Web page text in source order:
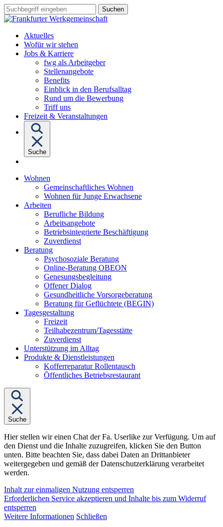
Sprungziel:
Zum
Sprungziel:
Zur
Sprungziel:
Zum
Suchbegriff
eingeben
Aktuelles
Wofür wir stehen
Jobs & KarriereUntermenü
von
"Jobs
&
fwg als Arbeitgeber
Stellenangebote
Benefits
Einblick in den Berufsalltag
Rund um die Bewerbung
Triff uns
Freizeit & Veranstaltungen
Suche
Wohnen
von
"Wohnen"
Gemeinschaftliches Wohnen
Wohnen für Junge Erwachsene
Arbeiten
von
"Arbeiten"
Berufliche Bildung
Arbeitsangebote
Betriebsintegrierte Beschäftigung
Zuverdienst
BeratungUntermenü
von
"Beratung"
Psychosoziale Beratung
Online-Beratung OBEON
Genesungsbegleitung
Offener Dialog
Gesundheitliche Vorsorgeberatung
Beratung für Geflüchtete (BEGIN)
TagesgestaltungUntermenü
"Tagesgestaltung"
Freizeit
Teilhabezentrum/Tagesstätte
Zuverdienst
Unterstützung im Alltag
Produkte & Dienstleistungen
von
"Produkte
&
Kofferreparatur Rollentausch
Öffentliches Betriebsrestaurant
Suche
Hier stellen wir einen Chat der Fa. Userlike zur Verfügung. Um auf
den Dienst und die Inhalte zuzugreifen, klicken Sie den Button
unten. Bitte beachten Sie, dass dabei Daten an Drittanbieter
weitergegeben und gemäß der Datenschutzerklärung verarbeitet
werden.
Inhalt zur einmaligen Nutzung entsperren
Erforderlichen Service akzeptieren und Inhalte bis zum Widerruf
entsperren
Weitere Informationen Schließen